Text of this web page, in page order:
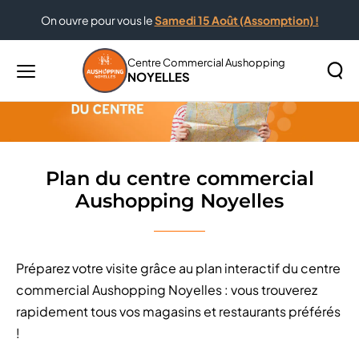
On ouvre pour vous leSamedi 15 Août (Assomption) !
Menu
principal
Centre Commercial Aushopping
NOYELLES
Rechercher
la
Accueil Plan du centre commercial Aushopping Noyelles
Plan du centre commercial
Aushopping Noyelles
Préparez votre visite grâce au plan interactif du centre
commercial Aushopping Noyelles : vous trouverez
rapidement tous vos magasins et restaurants préférés
!